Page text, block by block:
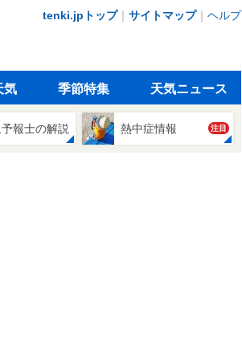
tenki.jpトップ｜ サイトマップ｜ ヘルプ
気 季節特集 天気ニュース
報士の解説 熱中症情報 注目